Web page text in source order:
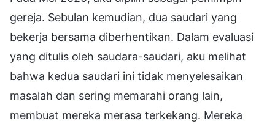
gereja. Sebulan kemudian, dua saudari yang
bekerja bersama diberhentikan. Dalam evaluasi
yang ditulis oleh saudara-saudari, aku melihat
bahwa kedua saudari ini tidak menyelesaikan
masalah dan sering memarahi orang lain,
membuat mereka merasa terkekang. Mereka